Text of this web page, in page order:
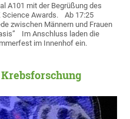
A101 mit der Begrüßung des
Science Awards.
Ab 17:25
zwischen Männern und Frauen
Im Anschluss laden die
im Innenhof ein.